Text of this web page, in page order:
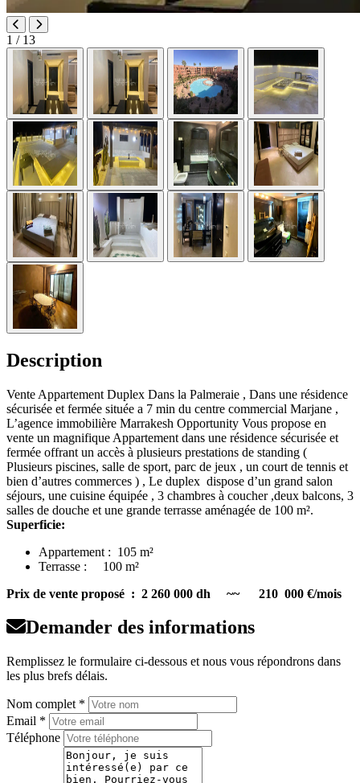
1 / 13
Description
Vente Appartement Duplex Dans la Palmeraie , Dans une résidence
sécurisée et fermée située a 7 min du centre commercial Marjane ,
L’agence immobilière Marrakesh Opportunity Vous propose en
vente un magnifique Appartement dans une résidence sécurisée et
fermée offrant un accès à plusieurs prestations de standing (
Plusieurs piscines, salle de sport, parc de jeux , un court de tennis et
bien d’autres commerces ) , Le duplex dispose d’un grand salon
séjours, une cuisine équipée , 3 chambres à coucher ,deux balcons, 3
salles de douche et une grande terrasse aménagée de 100 m².
Superficie:
Appartement : 105 m²
Terrasse : 100 m²
Prix de vente proposé : 2 260 000 dh ~~ 210 000 €/mois
Demander des informations
Remplissez le formulaire ci-dessous et nous vous répondrons dans
les plus brefs délais.
Nom complet *
Email *
Téléphone